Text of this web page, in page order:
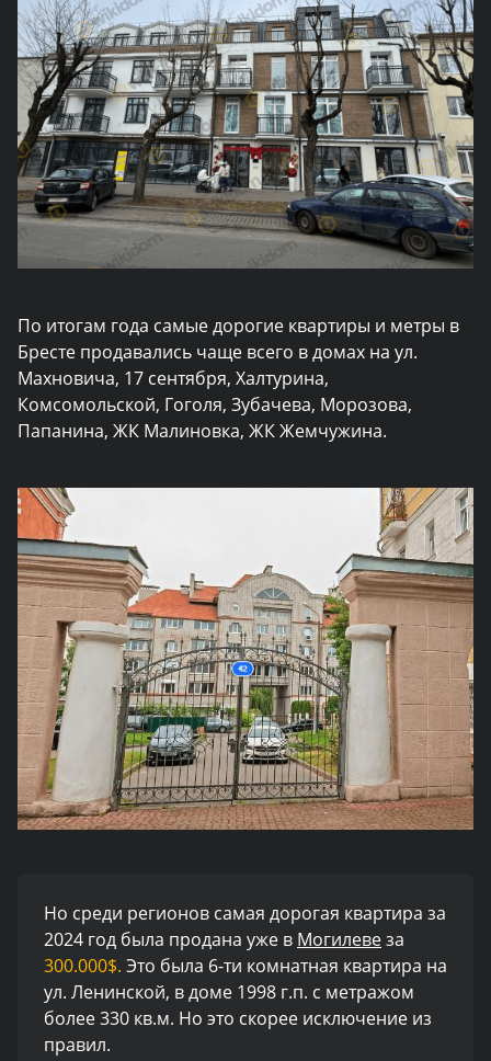
По итогам года самые дорогие квартиры и метры в
Бресте продавались чаще всего в домах на ул.
Махновича, 17 сентября, Халтурина,
Комсомольской, Гоголя, Зубачева, Морозова,
Папанина, ЖК Малиновка, ЖК Жемчужина.
Но среди регионов самая дорогая квартира за
2024 год была продана уже в Могилевеза
300.000$. Это была 6-ти комнатная квартира на
ул. Ленинской, в доме 1998 г.п. с метражом
более 330 кв.м. Но это скорее исключение из
правил.